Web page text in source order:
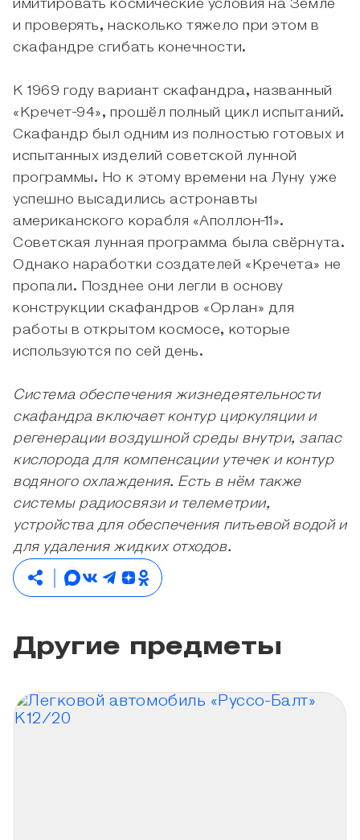
имитировать космические условия на Земле
и проверять, насколько тяжело при этом в
скафандре сгибать конечности.
К 1969 году вариант скафандра, названный
«Кречет-94», прошёл полный цикл испытаний.
Скафандр был одним из полностью готовых и
испытанных изделий советской лунной
программы. Но к этому времени на Луну уже
успешно высадились астронавты
американского корабля «Аполлон-11».
Советская лунная программа была свёрнута.
Однако наработки создателей «Кречета» не
пропали. Позднее они легли в основу
конструкции скафандров «Орлан» для
работы в открытом космосе, которые
используются по сей день.
Система обеспечения жизнедеятельности
скафандра включает контур циркуляции и
регенерации воздушной среды внутри, запас
кислорода для компенсации утечек и контур
водяного охлаждения. Есть в нём также
системы радиосвязи и телеметрии,
устройства для обеспечения питьевой водой и
для удаления жидких отходов.
Другие предметы